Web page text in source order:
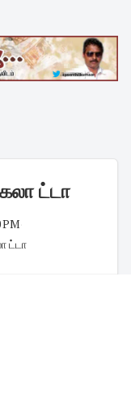
ட்டா
PM
ட்டா